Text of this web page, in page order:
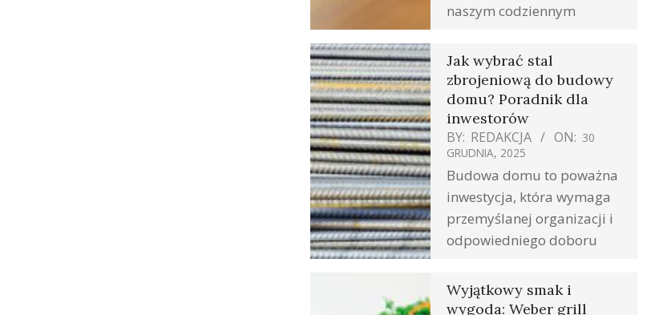
naszym codziennym
Jak wybrać stal
zbrojeniową do budowy
domu? Poradnik dla
inwestorów
BY: REDAKCJA ON: 30
GRUDNIA, 2025
Budowa domu to poważna
inwestycja, która wymaga
przemyślanej organizacji i
odpowiedniego doboru
Wyjątkowy smak i
wygoda: Weber grill